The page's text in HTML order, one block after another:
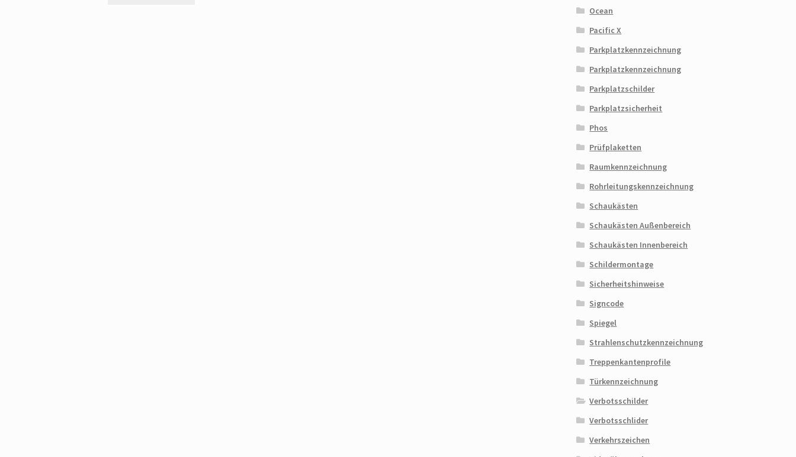
Ocean
Pacific X
Parkplatzkennzeichnung
Parkplatzkennzeichnung
Parkplatzschilder
Parkplatzsicherheit
Phos
Prüfplaketten
Raumkennzeichnung
Rohrleitungskennzeichnung
Schaukästen
Schaukästen Außenbereich
Schaukästen Innenbereich
Schildermontage
Sicherheitshinweise
Signcode
Spiegel
Strahlenschutzkennzeichnung
Treppenkantenprofile
Türkennzeichnung
Verbotsschilder
Verbotsschlider
Verkehrszeichen